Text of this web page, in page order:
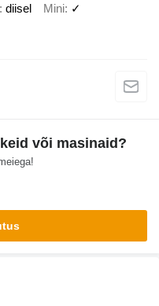
diisel Mini ✓
või masinaid?